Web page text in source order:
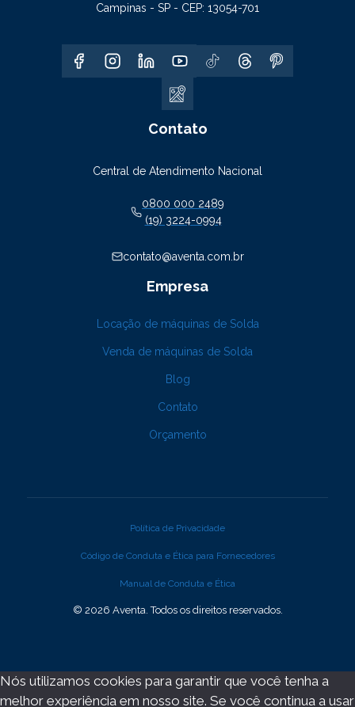
Campinas - SP - CEP: 13054-701
Contato
Central de Atendimento Nacional
0800 000 2489
(19) 3224-0994
contato@aventa.com.br
Empresa
Locação de máquinas de Solda
Venda de máquinas de Solda
Blog
Contato
Orçamento
© 2026 Aventa. Todos os direitos reservados.
Política de Privacidade
Código de Conduta e Ética para Fornecedores
Manual de Conduta e Ética
Nós utilizamos cookies para garantir que você tenha a
melhor experiência em nosso site. Se você continua a usar